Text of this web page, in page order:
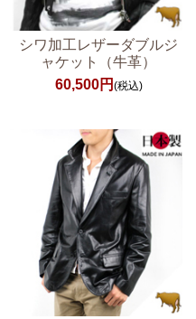
シワ加工レザーダブルジ
ャケット（牛革）
60,500円 (税込)